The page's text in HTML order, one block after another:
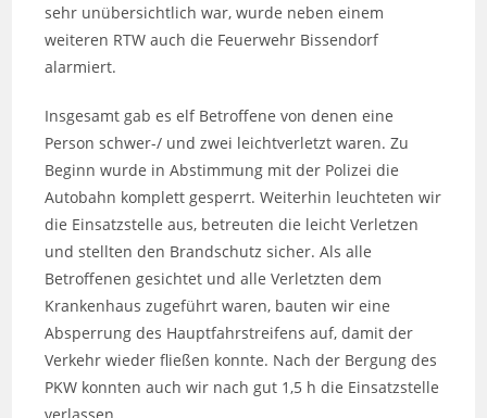
sehr unübersichtlich war, wurde neben einem
weiteren RTW auch die Feuerwehr Bissendorf
alarmiert.
Insgesamt gab es elf Betroffene von denen eine
Person schwer-/ und zwei leichtverletzt waren. Zu
Beginn wurde in Abstimmung mit der Polizei die
Autobahn komplett gesperrt. Weiterhin leuchteten wir
die Einsatzstelle aus, betreuten die leicht Verletzen
und stellten den Brandschutz sicher. Als alle
Betroffenen gesichtet und alle Verletzten dem
Krankenhaus zugeführt waren, bauten wir eine
Absperrung des Hauptfahrstreifens auf, damit der
Verkehr wieder fließen konnte. Nach der Bergung des
PKW konnten auch wir nach gut 1,5 h die Einsatzstelle